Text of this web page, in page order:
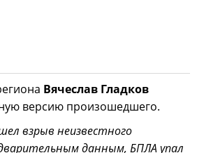
Вячеслав Гладков
версию произошедшего.
взрыв неизвестного
данным, БПЛА упал